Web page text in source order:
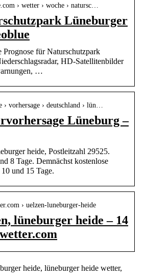
› wetter › woche › natursc…
Lüneburger
Prognose für Naturschutzpark
HD-Satellitenbilder
…
vorhersage › deutschland › lün…
Lüneburg –
heide, Postleitzahl 29525.
8 Tage. Demnächst kostenlose
und 15 Tage.
› uelzen-luneburger-heide
lüneburger heide – 14
heide, lüneburger heide wetter,